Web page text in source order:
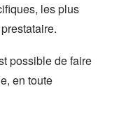
les plus
possible de faire
en toute